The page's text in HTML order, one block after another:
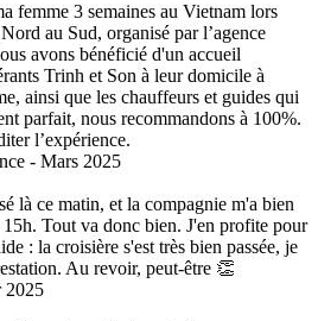
femme 3 semaines au Vietnam lors
au Sud, organisé par l’agence
avons bénéficié d'un accueil
Trinh et Son à leur domicile à
ainsi que les chauffeurs et guides qui
parfait, nous recommandons à 100%.
l’expérience.
- Mars 2025
là ce matin, et la compagnie m'a bien
Tout va donc bien. J'en profite pour
: la croisière s'est très bien passée, je
Au revoir, peut-être 👏
2025